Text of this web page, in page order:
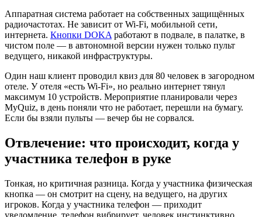
Аппаратная система работает на собственных защищённых
радиочастотах. Не зависит от Wi-Fi, мобильной сети,
интернета. Кнопки DOKAработают в подвале, в палатке, в
чистом поле — в автономной версии нужен только пульт
ведущего, никакой инфраструктуры.
Один наш клиент проводил квиз для 80 человек в загородном
отеле. У отеля «есть Wi-Fi», но реально интернет тянул
максимум 10 устройств. Мероприятие планировали через
MyQuiz, в день поняли что не работает, перешли на бумагу.
Если бы взяли пульты — вечер бы не сорвался.
Отвлечение: что происходит, когда у
участника телефон в руке
Тонкая, но критичная разница. Когда у участника физическая
кнопка — он смотрит на сцену, на ведущего, на других
игроков. Когда у участника телефон — приходит